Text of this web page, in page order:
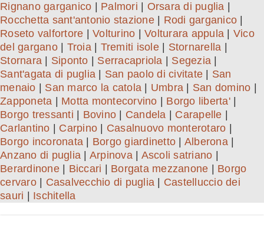
Rignano garganico
Palmori Orsara di puglia
Rocchetta sant'antonio stazione| Rodi garganico
Roseto valfortore
Volturino Volturara appula
Vico
del gargano| Troia| Tremiti isole| Stornarella
Stornara
Siponto Serracapriola Segezia
Sant'agata di puglia
San paolo di civitate
San
menaio
San marco la catola Umbra San domino
Zapponeta
Motta montecorvino Borgo liberta'|
Borgo tressanti
Bovino Candela Carapelle
Carlantino
Carpino Casalnuovo monterotaro
Borgo incoronata
Borgo giardinetto Alberona|
Anzano di puglia
Arpinova| Ascoli satriano
Berardinone| Biccari Borgata mezzanone
Borgo
cervaro| Casalvecchio di puglia
Castelluccio dei
sauri
Ischitella